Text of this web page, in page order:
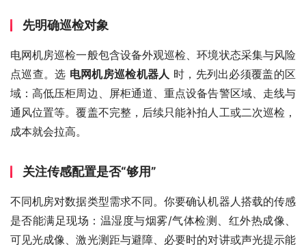
先明确巡检对象
电网机房巡检一般包含设备外观巡检、环境状态采集与风险
点巡查。选 电网机房巡检机器人 时，先列出必须覆盖的区
域：高低压柜周边、屏柜通道、重点设备告警区域、走线与
通风位置等。覆盖不完整，后续只能补拍人工或二次巡检，
成本就会拉高。
关注传感配置是否“够用”
不同机房对数据类型需求不同。你要确认机器人搭载的传感
是否能满足现场：温湿度与烟雾/气体检测、红外热成像、
可见光成像、激光测距与避障、必要时的对讲或声光提示能